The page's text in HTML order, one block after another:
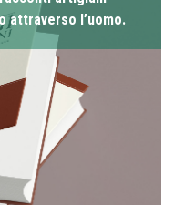
attraverso l’uomo.